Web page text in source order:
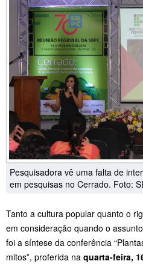
Pesquisadora vê uma falta de
em pesquisas no Cerrado. Foto:
Tanto a cultura popular quanto o
em consideração quando o
foi a síntese da conferência
mitos”, proferida na quarta-feira,